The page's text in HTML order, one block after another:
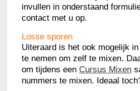
invullen in onderstaand
contact met u op.
Losse sporen
Uiteraard is het ook mogelijk
te nemen om zelf te mixen.
om tijdens een Cursus Mixen
nummers te mixen. Ideaal